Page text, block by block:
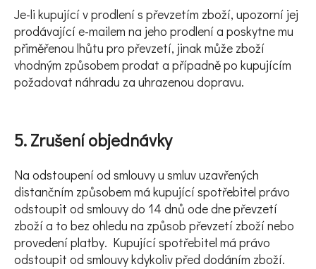
Je-li kupující v prodlení s převzetím zboží, upozorní jej
prodávající e-mailem na jeho prodlení a poskytne mu
přiměřenou lhůtu pro převzetí, jinak může zboží
vhodným způsobem prodat a případně po kupujícím
požadovat náhradu za uhrazenou dopravu.
5. Zrušení objednávky
Na odstoupení od smlouvy u smluv uzavřených
distančním způsobem má kupující spotřebitel právo
odstoupit od smlouvy do 14 dnů ode dne převzetí
zboží a to bez ohledu na způsob převzetí zboží nebo
provedení platby. Kupující spotřebitel má právo
odstoupit od smlouvy kdykoliv před dodáním zboží.